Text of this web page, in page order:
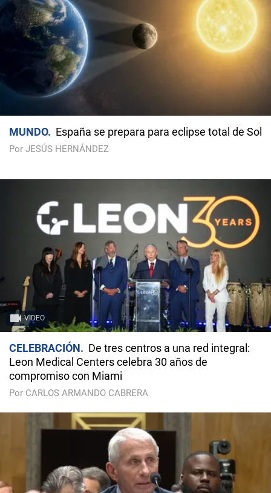
MUNDO España se prepara para eclipse total de Sol
Por JESÚS HERNÁNDEZ
VIDEO
CELEBRACIÓN
De tres centros a una red integral:
Leon Medical Centers celebra 30 años de
compromiso con Miami
Por CARLOS ARMANDO CABRERA